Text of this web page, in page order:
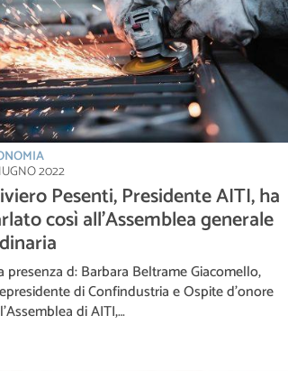
2022
Pesenti, Presidente AITI, ha
così all’Assemblea generale
presenza d: Barbara Beltrame Giacomello,
di Confindustria e Ospite d’onore
di AITI,…